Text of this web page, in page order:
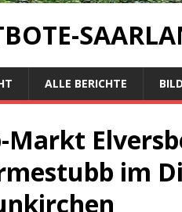
ALLE BERICHTE BILD
Markt
im